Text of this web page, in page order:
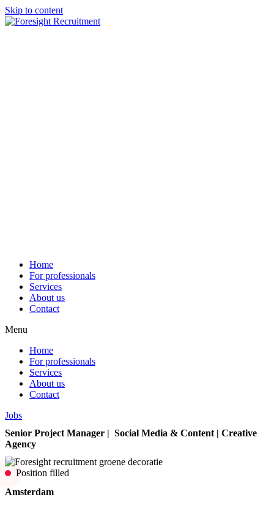
Skip to content
Home
For professionals
Services
About us
Contact
Menu
Home
For professionals
Services
About us
Contact
Jobs
Senior Project Manager | Social Media & Content | Creative
Agency
Position filled
Amsterdam